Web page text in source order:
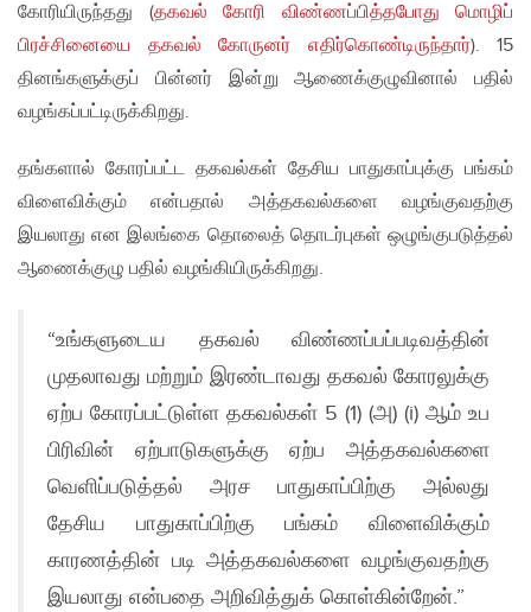
கோரியிருந்தது (தகவல் கோரி விண்ணப்பித்தபோது மொழிப்
பிரச்சினையை தகவல் கோருனர் எதிர்கொண்டிருந்தார்). 15
தினங்களுக்குப் பின்னர் இன்று ஆணைக்குழுவினால் பதில்
வழங்கப்பட்டிருக்கிறது.
தங்களால் கோரப்பட்ட தகவல்கள் தேசிய பாதுகாப்புக்கு பங்கம்
விளைவிக்கும் என்பதால் அத்தகவல்களை வழங்குவதற்கு
இயலாது என இலங்கை தொலைத் தொடர்புகள் ஒழுங்குபடுத்தல்
ஆணைக்குழு பதில் வழங்கியிருக்கிறது.
“உங்களுடைய தகவல் விண்ணப்பப்படிவத்தின்
முதலாவது மற்றும் இரண்டாவது தகவல் கோரலுக்கு
ஏற்ப கோரப்பட்டுள்ள தகவல்கள் 5 (1) (அ) (i) ஆம் உப
பிரிவின் ஏற்பாடுகளுக்கு ஏற்ப அத்தகவல்களை
வெளிப்படுத்தல் அரச பாதுகாப்பிற்கு அல்லது
தேசிய பாதுகாப்பிற்கு பங்கம் விளைவிக்கும்
காரணத்தின் படி அத்தகவல்களை வழங்குவதற்கு
இயலாது என்பதை அறிவித்துக் கொள்கின்றேன்.”